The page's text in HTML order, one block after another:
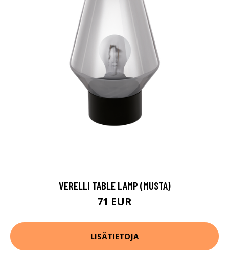
VERELLI TABLE LAMP (MUSTA)
71 EUR
LISÄTIETOJA